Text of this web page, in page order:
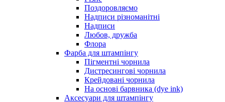
Поздоровляємо
Надписи різноманітні
Надписи
Любов, дружба
Флора
Фарба для штампінгу
Пігментні чорнила
Дистресингові чорнила
Крейдовані чорнила
На основі барвника (dye ink)
Аксесуари для штампінгу